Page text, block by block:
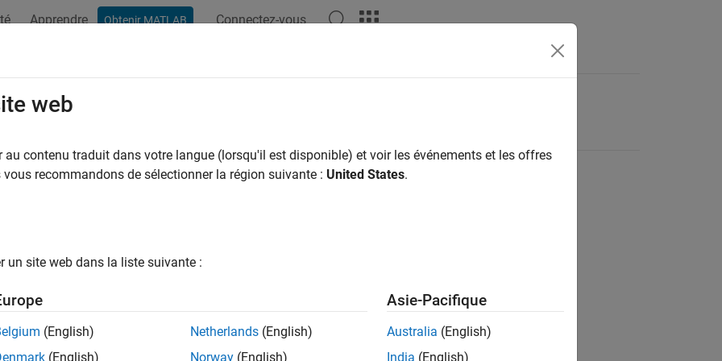
Apprendre Obtenir MATLAB Connectez-vous
web
au contenu traduit dans votre langue (lorsqu'il est disponible) et voir les événements et les offres
recommandons de sélectionner la région suivante : United States.
un site web dans la liste suivante :
(English)
(English)
Netherlands (English)
Norway (English)
Asie-Pacifique
Australia (English)
India (English)